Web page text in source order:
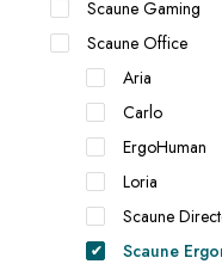
Scaune Gaming
Scaune Office
Aria
Carlo
ErgoHuman
Loria
Scaune
Scaune